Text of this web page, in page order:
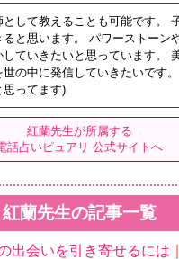
して教えることも可能です。
と思います。 パワーストーン
ていきたいと思っています。
の中に発信していきたいです
思ってます)
紅蘭先生が所属する
話占いピュアリ 公式サイトへ
紅蘭先生の記事一覧
出会いを引き寄せるには